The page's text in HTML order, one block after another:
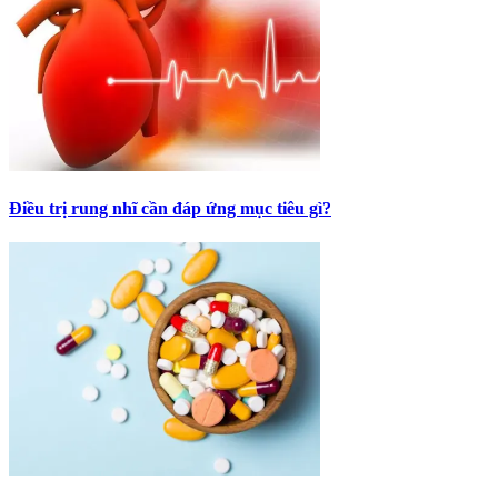
Điều trị rung nhĩ cần đáp ứng mục tiêu gì?